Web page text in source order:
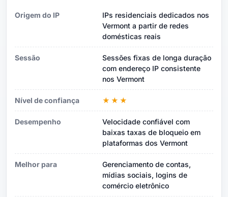
Origem do IP
IPs residenciais dedicados nos
Vermont a partir de redes
domésticas reais
Sessão
Sessões fixas de longa duração
com endereço IP consistente
nos Vermont
Nível de confiança ★★★
Desempenho
Velocidade confiável com
baixas taxas de bloqueio em
plataformas dos Vermont
Melhor para
Gerenciamento de contas,
mídias sociais, logins de
comércio eletrônico